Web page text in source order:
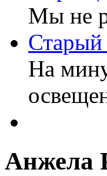
Мы не
Старый
На
Анжела